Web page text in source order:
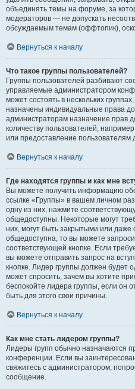
объединять темы на форуме, за
модераторов — не допускать
обсуждаемым темам (оффтопик),
Вернуться к началу
Что такое группы пользователей?
Группы пользователей разбивают
управляемые администратором
может состоять в нескольких
назначены индивидуальные права
администраторам назначение прав
количеству пользователей,
или предоставление
Вернуться к началу
Где находятся группы и как мне
Вы можете получить информацию
ссылке «Группы» в вашем личном
одну из них, нажмите
общедоступны. Некоторые могут
них, могут быть закрытыми или даже
общедоступна, то вы можете
соответствующей кнопке. Если
вы можете отправить запрос на
кнопке. Лидер группы должен будет
может спросить, зачем вы хотите
беспокойте лидера группы, если он
быть для этого свои причины.
Вернуться к началу
Как мне стать лидером группы?
Лидеры групп обычно назначаются
конференции. Если вы
свяжитесь с администратором;
сообщение.